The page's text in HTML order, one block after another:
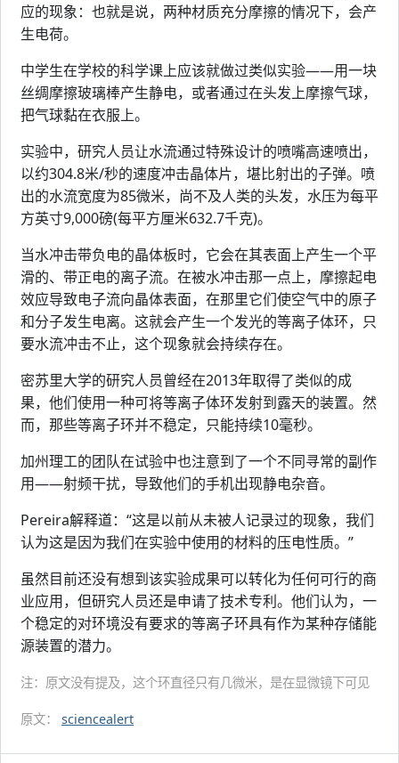
应的现象：也就是说，两种材质充分摩擦的情况下，会产
生电荷。
中学生在学校的科学课上应该就做过类似实验——用一块
丝绸摩擦玻璃棒产生静电，或者通过在头发上摩擦气球，
把气球黏在衣服上。
实验中，研究人员让水流通过特殊设计的喷嘴高速喷出，
以约304.8米/秒的速度冲击晶体片，堪比射出的子弹。喷
出的水流宽度为85微米，尚不及人类的头发，水压为每平
方英寸9,000磅(每平方厘米632.7千克)。
当水冲击带负电的晶体板时，它会在其表面上产生一个平
滑的、带正电的离子流。在被水冲击那一点上，摩擦起电
效应导致电子流向晶体表面，在那里它们使空气中的原子
和分子发生电离。这就会产生一个发光的等离子体环，只
要水流冲击不止，这个现象就会持续存在。
密苏里大学的研究人员曾经在2013年取得了类似的成
果，他们使用一种可将等离子体环发射到露天的装置。然
而，那些等离子环并不稳定，只能持续10毫秒。
加州理工的团队在试验中也注意到了一个不同寻常的副作
用——射频干扰，导致他们的手机出现静电杂音。
Pereira解释道：“这是以前从未被人记录过的现象，我们
认为这是因为我们在实验中使用的材料的压电性质。”
虽然目前还没有想到该实验成果可以转化为任何可行的商
业应用，但研究人员还是申请了技术专利。他们认为，一
个稳定的对环境没有要求的等离子环具有作为某种存储能
源装置的潜力。
注：原文没有提及，这个环直径只有几微米，是在显微镜下可见
原文： sciencealert